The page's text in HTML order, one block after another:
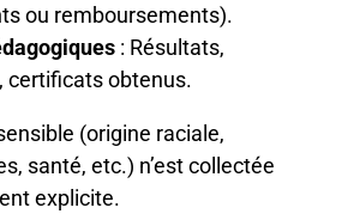
ou remboursements).
: Résultats,
certificats obtenus.
(origine raciale,
santé, etc.) n’est collectée
explicite.